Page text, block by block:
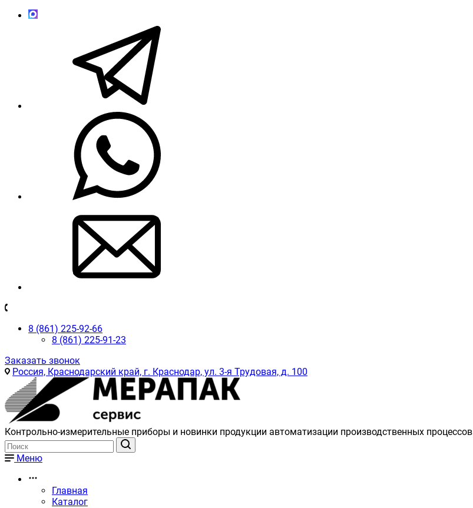
8 (861) 225-92-66
8 (861) 225-91-23
Заказать звонок
Россия, Краснодарский край, г. Краснодар, ул. 3-я Трудовая, д. 100
Контрольно-измерительные приборы и новинки продукции автоматизации производственных процессов
Меню
Главная
Каталог